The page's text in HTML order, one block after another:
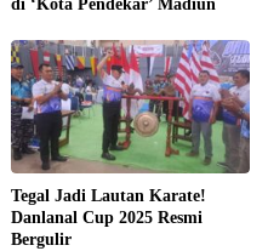
di ‘Kota Pendekar’ Madiun
Tegal Jadi Lautan Karate!
Danlanal Cup 2025 Resmi
Bergulir